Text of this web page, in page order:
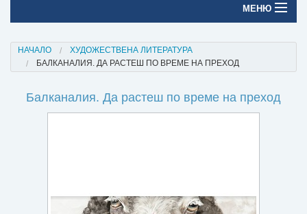
МЕНЮ
Печатни книги
Електронни книги
НАЧАЛО
ХУДОЖЕСТВЕНА ЛИТЕРАТУРА
БАЛКАНАЛИЯ. ДА РАСТЕШ ПО ВРЕМЕ НА ПРЕХОД
Балканалия. Да растеш по време на преход